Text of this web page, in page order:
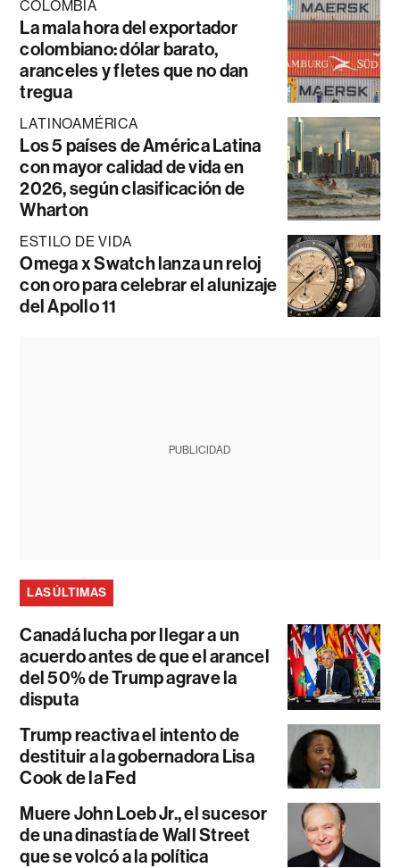
COLOMBIA
La mala hora del exportador
colombiano: dólar barato,
aranceles y fletes que no dan
tregua
LATINOAMÉRICA
Los 5 países de América Latina
con mayor calidad de vida en
2026, según clasificación de
Wharton
ESTILO DE VIDA
Omega x Swatch lanza un reloj
con oro para celebrar el alunizaje
del Apollo 11
PUBLICIDAD
LAS ÚLTIMAS
Canadá lucha por llegar a un
acuerdo antes de que el arancel
del 50% de Trump agrave la
disputa
Trump reactiva el intento de
destituir a la gobernadora Lisa
Cook de la Fed
Muere John Loeb Jr., el sucesor
de una dinastía de Wall Street
que se volcó a la política